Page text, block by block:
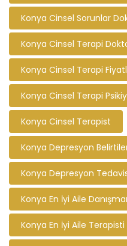
Konya Cinsel Sorunlar
Konya Cinsel Terapi
Konya Cinsel Terapi
Konya Cinsel Terapi
Konya Cinsel Terapist
Konya Depresyon
Konya Depresyon
Konya En İyi Aile
Konya En İyi Aile Terapisti